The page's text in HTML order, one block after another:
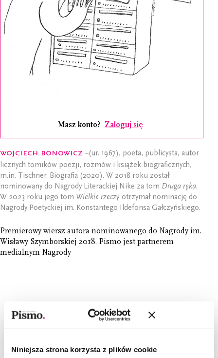
Niniejsza strona korzysta z plików cookie
Masz konto? Zaloguj się
Wojciech Bonowicz –(ur. 1967), poeta, publicysta, autor
licznych tomików poezji, rozmów i książek biograficznych,
m.in. Tischner. Biografia (2020). W 2018 roku został
nominowany do Nagrody Literackiej Nike za tom Druga ręka.
W 2023 roku jego tom Wielkie rzeczy otrzymał nominację do
Nagrody Poetyckiej im. Konstantego Ildefonsa Gałczyńskiego.
Premierowy wiersz autora nominowanego do Nagrody im.
Wisławy Szymborskiej 2018. Pismo jest partnerem
medialnym Nagrody
CZYTAJ TAKŻE